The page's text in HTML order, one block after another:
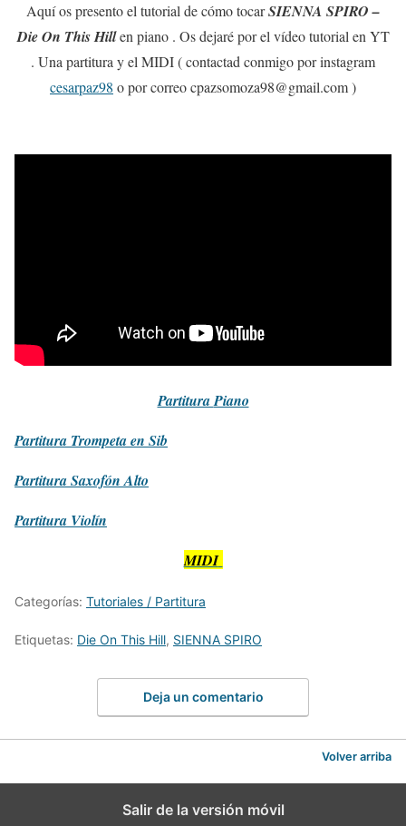
Aquí os presento el tutorial de cómo tocarSIENNA SPIRO –
Die On This Hillen piano . Os dejaré por el vídeo tutorial en YT
. Una partitura y el MIDI ( contactad conmigo por instagram
cesarpaz98 o por correo cpazsomoza98@gmail.com )
PartituraPiano
Partitura Trompeta en Sib
PartituraSaxofón Alto
Partitura Violín
MIDI
Categorías: Tutoriales / Partitura
Etiquetas: Die On This Hill, SIENNA SPIRO
Deja un comentario
Volver arriba
Salir de la versión móvil